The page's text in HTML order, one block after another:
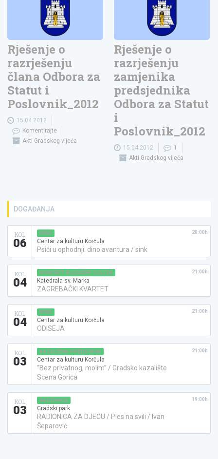
Rješenje o
razrješenju
člana Odbora za
Statut i
Poslovnik_2012
15.04.2012
Komentirajte
Akti Gradskog vijeća
Rješenje o
razrješenju
zamjenika
predsjednika
Odbora za Statut
i
Poslovnik_2012
15.04.2012
1
Akti Gradskog vijeća
DOGAĐANJA
KOL
06
KINO
Centar za kulturu Korčula
Psići u ophodnji: dino avantura / sink
20:00h
KOL
04
KONCERT KLASIČNE GLAZBE
Katedrala sv. Marka
ZAGREBAČKI KVARTET
21:00h
KOL
04
KINO
Centar za kulturu Korčula
ODISEJA
21:00h
KOL
03
KAZALIŠNA PREDSTAVA
Centar za kulturu Korčula
“Bez privatnog, molim” / Gradsko kazalište
Scena Gorica
21:00h
KOL
03
RADIONICA
Gradski park
RADIONICA ZA DJECU / Ples na svili / Ivan
Šeparović
19:00h